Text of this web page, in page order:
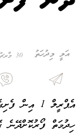
އަލީ މިދުހަތު 30 މާރޗް 2026 - 10:39:11
އެޕްރީލް
ހިދުމަތް ފޯރުކޮށްދޭނެ